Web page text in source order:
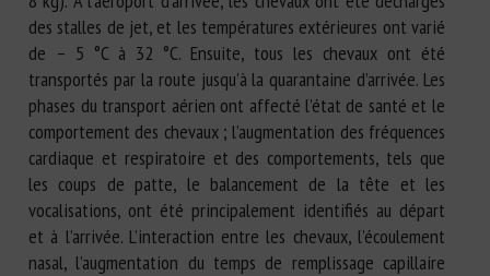
des stalles de jet, et les températures extérieures ont varié
de – 5 °C à 32 °C. Ensuite, tous les chevaux ont été
transportés par la route jusqu’à la quarantaine d’arrivée. Les
phases du transport aérien ont affecté l’état de santé et le
comportement des chevaux ; l’augmentation des fréquences
cardiaque et respiratoire et des comportements, tels que
les coups de patte, le balancement de la tête et les
vocalisations, ont été principalement identifiés au départ
et à l’arrivée. L’interaction entre les chevaux, l’écoulement
nasal, l’augmentation du temps de remplissage capillaire